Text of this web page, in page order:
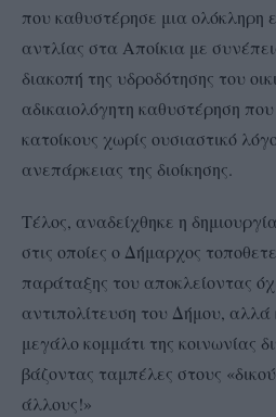
που καθυστέρησε μια ολόκληρη
αντλίας στα Αποίκια με
διακοπή της υδροδότησης του
αδικαιολόγητη καθυστέρηση
κατοίκους χωρίς ουσιαστικό
ανεπάρκειας της διοίκησης.
Τέλος, αναδείχθηκε η
στις οποίες ο Δήμαρχος
παράταξης του αποκλείοντας
αντιπολίτευση του Δήμου,
μεγάλο κομμάτι της κοινωνίας
βάζοντας ταμπέλες στους
άλλους!»